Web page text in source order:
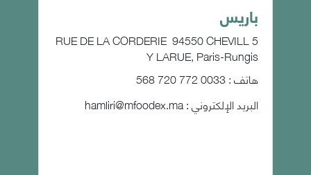
باريس
5 RUE DE LA CORDERIE 94550 CHEVILL
Y LARUE, Paris-Rungis
هاتف : 0033 772 720 568
البريد الإلكتروني :hamliri@mfoodex.ma